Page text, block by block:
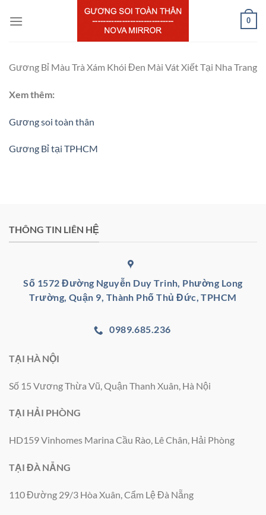
đến
0
Gương Bỉ Màu Trà Xám Khói Đen Mài Vát Xiết Tại Nha Trang
Xem thêm:
Gương soi toàn thân
Gương Bỉ tại TPHCM
THÔNG TIN LIÊN HỆ
Số 1572 Đường Nguyễn Duy Trinh, Phường Long
Trường, Quận 9, Thành Phố Thủ Đức, TPHCM
0989.685.236
TẠI HÀ NỘI
Số 15 Vương Thừa Vũ, Quận Thanh Xuân, Hà Nội
TẠI HẢI PHÒNG
HD159 Vinhomes Marina Cầu Rào, Lê Chân, Hải Phòng
TẠI ĐÀ NẴNG
110 Đường 29/3 Hòa Xuân, Cẩm Lệ Đà Nẵng